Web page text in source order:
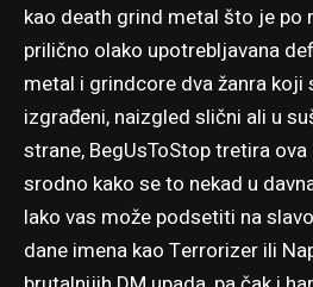
kao death grind metal što je
prilično olako upotrebljavana
metal i grindcore dva žanra koji
izgrađeni, naizgled slični ali u
strane, BegUsToStop tretira
srodno kako se to nekad u
lako vas može podsetiti na
dane imena kao Terrorizer ili